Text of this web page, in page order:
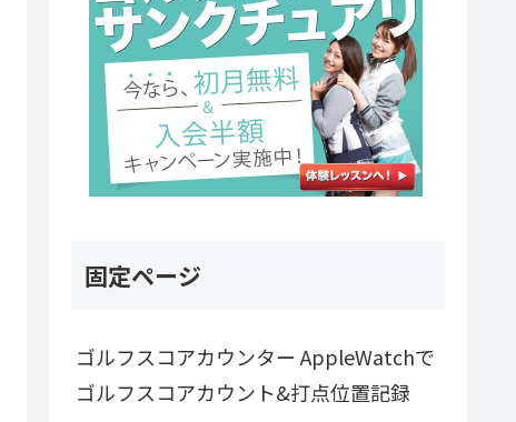
固定ページ
ゴルフスコアカウンター AppleWatchで
ゴルフスコアカウント&打点位置記録